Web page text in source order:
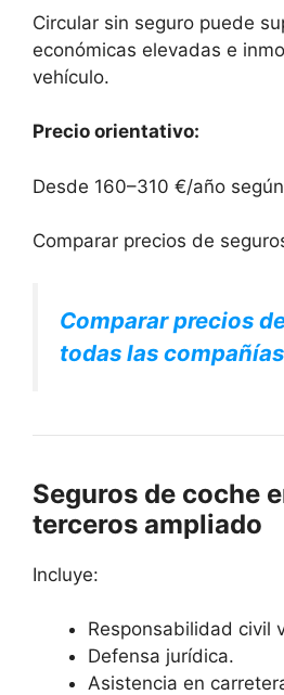
Circular sin seguro puede
económicas elevadas e
vehículo.
Precio orientativo:
Desde 160–310 €/año
Comparar precios de
Comparar precios
todas las compañías
Seguros de coche
terceros ampliado
Incluye:
Responsabilidad civil
Defensa jurídica.
Asistencia en